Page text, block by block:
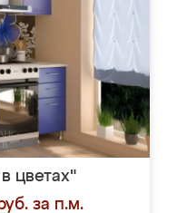
цветах"
за п.м.